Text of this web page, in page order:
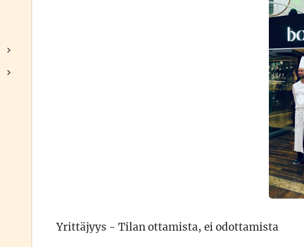
Yrittäjyys - Tilan ottamista, ei odottamista